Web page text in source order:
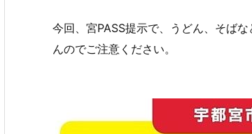
今回、宮PASS提示で、うどん、そば
んのでご注意ください。